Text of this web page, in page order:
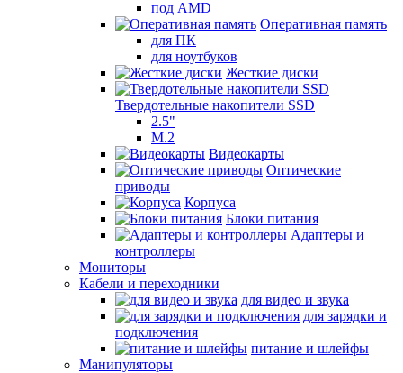
под AMD
Оперативная память
для ПК
для ноутбуков
Жесткие диски
Твердотельные накопители SSD
2.5"
M.2
Видеокарты
Оптические
приводы
Корпуса
Блоки питания
Адаптеры и
контроллеры
Мониторы
Кабели и переходники
для видео и звука
для зарядки и
подключения
питание и шлейфы
Манипуляторы